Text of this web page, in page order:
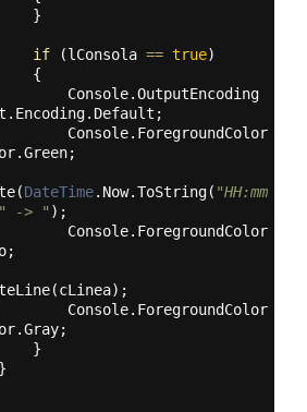
if (lConsola == true)
Console.OutputEncoding
. Encoding. Default ;
Console. ForegroundColor
.Green;
(DateTime. Now.ToString( "HH:mm
" -> " );
Console. ForegroundColor
;
(cLinea);
Console. ForegroundColor
.Gray;